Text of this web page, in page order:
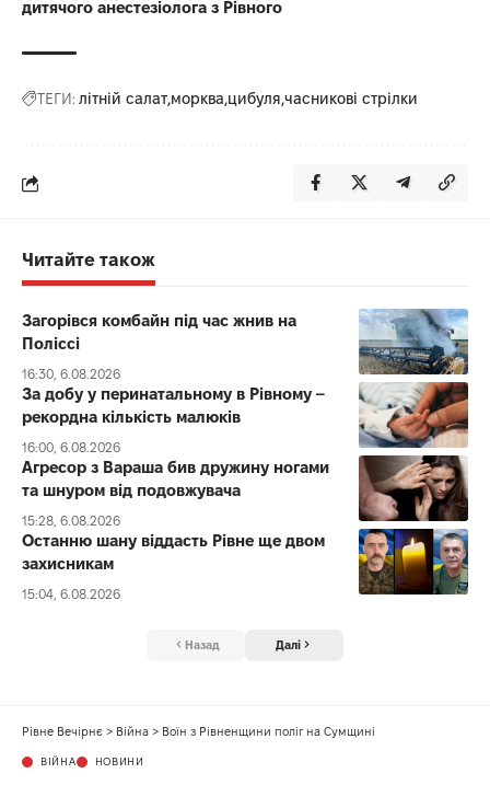
дитячого анестезіолога з Рівного
ТЕГИ: літній салат морква цибуля часникові стрілки
Читайте також
Загорівся комбайн під час жнив на
Поліссі
16:30, 6.08.2026
За добу у перинатальному в Рівному –
рекордна кількість малюків
16:00, 6.08.2026
Агресор з Вараша бив дружину ногами
та шнуром від подовжувача
15:28, 6.08.2026
Останню шану віддасть Рівне ще двом
захисникам
15:04, 6.08.2026
Назад Далі
Рівне Вечірнє > Війна > Воїн з Рівненщини поліг на Сумщині
ВІЙНА НОВИНИ